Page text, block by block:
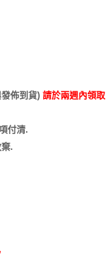
佈到貨) 請於兩週內領取
付清.
.